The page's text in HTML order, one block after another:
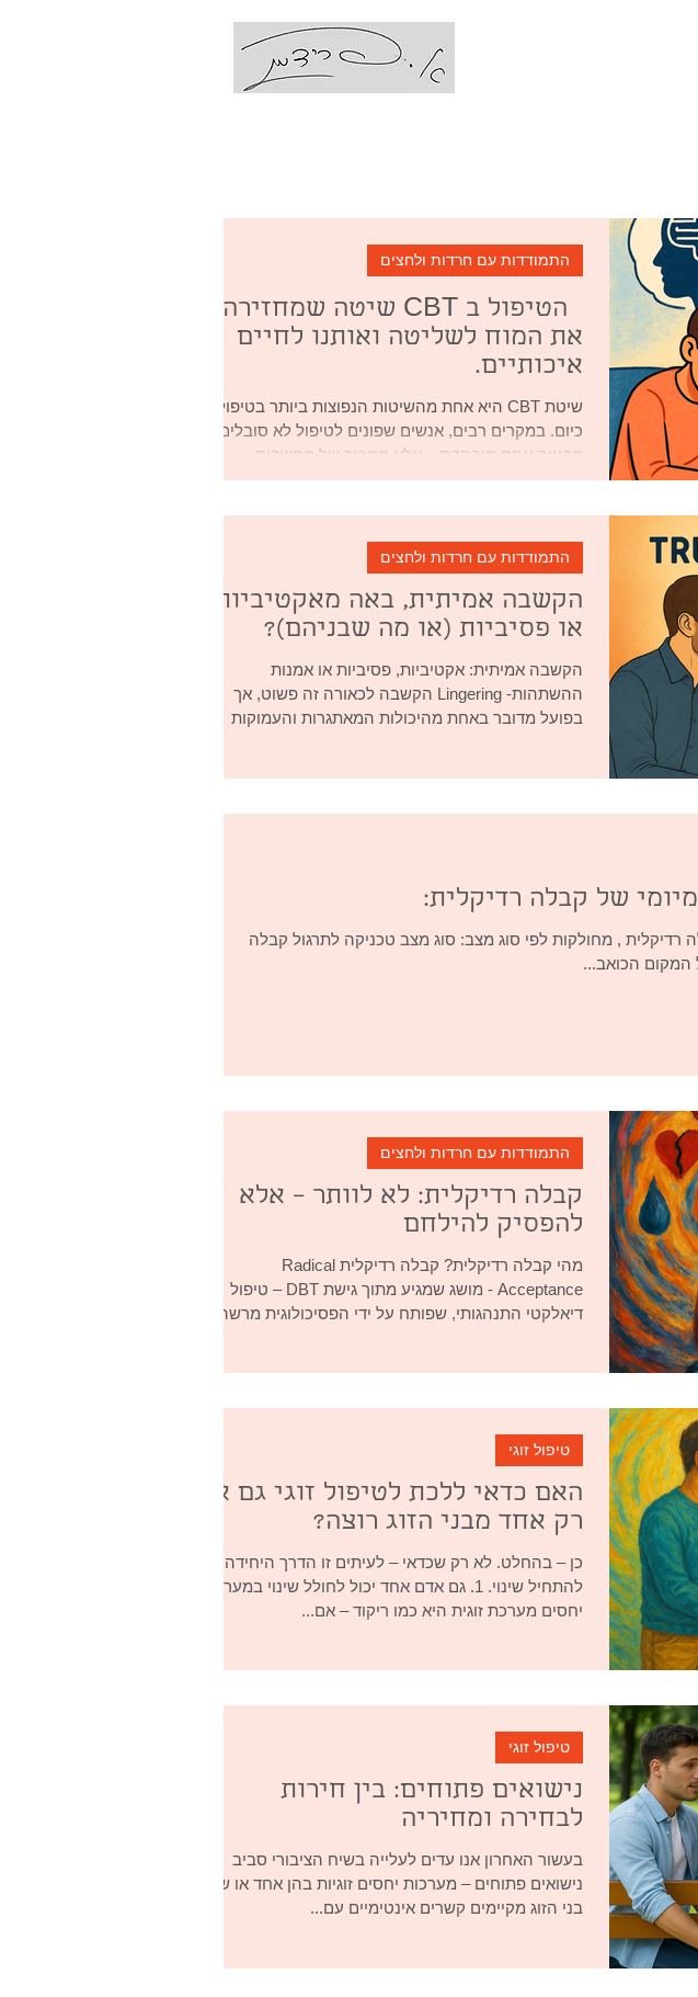
הטיפול ב CBT שיטה שמחזירה
את המוח לשליטה ואותנו לחיים
איכותיים.
שיטת CBT היא אחת מהשיטות הנפוצות ביותר בטיפול
כיום. במקרים רבים, אנשים שפונים לטיפול לא סובלים
מבעיה אחת מובהקת – אלא ממבוך של מחשבות...
התמודדות עם חרדות ולחצים
הקשבה אמיתית, באה מאקטיביות
או פסיביות (או מה שבניהם)?
הקשבה אמיתית: אקטיביות, פסיביות או אמנות
ההשתהות- Lingering הקשבה לכאורה זה פשוט, אך
בפועל מדובר באחת מהיכולות המאתגרות והעמוקות
התמודדות עם חרדות ולחצים
רדיקלית , מחולקות לפי סוג מצב: סוג מצב טכניקה לתרגול קבלה
המקום הכואב...
קבלה רדיקלית: לא לוותר – אלא
להפסיק להילחם
מהי קבלה רדיקלית? קבלה רדיקלית Radical
Acceptance - מושג שמגיע מתוך גישת DBT – טיפול
דיאלקטי התנהגותי, שפותח על ידי הפסיכולוגית מרשה...
התמודדות עם חרדות ולחצים
האם כדאי ללכת לטיפול זוגי גם אם
רק אחד מבני הזוג רוצה?
כן – בהחלט. לא רק שכדאי – לעיתים זו הדרך היחידה
להתחיל שינוי. 1. גם אדם אחד יכול לחולל שינוי במערכת
יחסים מערכת זוגית היא כמו ריקוד – אם...
טיפול זוגי
נישואים פתוחים: בין חירות
לבחירה ומחיריה
בעשור האחרון אנו עדים לעלייה בשיח הציבורי סביב
נישואים פתוחים – מערכות יחסים זוגיות בהן אחד או שני
בני הזוג מקיימים קשרים אינטימיים עם...
טיפול זוגי